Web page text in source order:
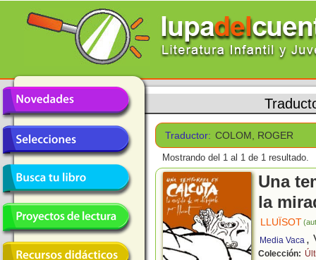
Traductor: COLOM, ROGER
Mostrando del 1 al 1 de 1 resultado.
Una
la
LLUÏSOT
Media Vaca ,
Colección: